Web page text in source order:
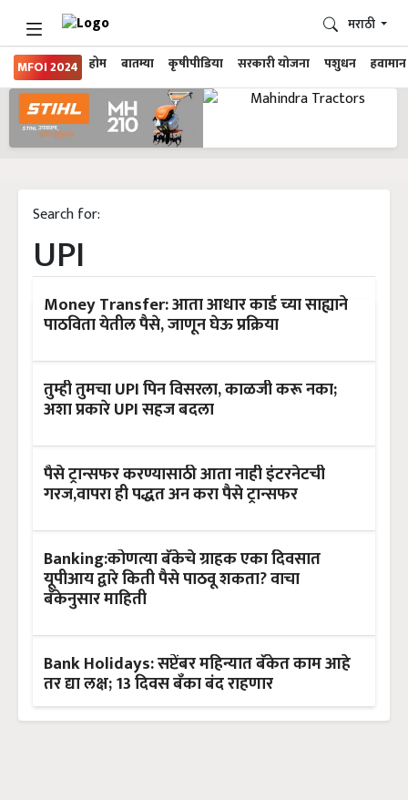
MFOI 2024 होम बातम्या कृषीपीडिया सरकारी योजना पशुधन हवामान
मराठी
Search for:
UPI
Money Transfer: आता आधार कार्ड च्या साह्याने
पाठविता येतील पैसे, जाणून घेऊ प्रक्रिया
तुम्ही तुमचा UPI पिन विसरला, काळजी करू नका;
अशा प्रकारे UPI सहज बदला
पैसे ट्रान्सफर करण्यासाठी आता नाही इंटरनेटची
गरज,वापरा ही पद्धत अन करा पैसे ट्रान्सफर
Banking:कोणत्या बँकेचे ग्राहक एका दिवसात
यूपीआय द्वारे किती पैसे पाठवू शकता? वाचा
बँकेनुसार माहिती
Bank Holidays: सप्टेंबर महिन्यात बँकेत काम आहे
तर द्या लक्ष; 13 दिवस बँका बंद राहणार